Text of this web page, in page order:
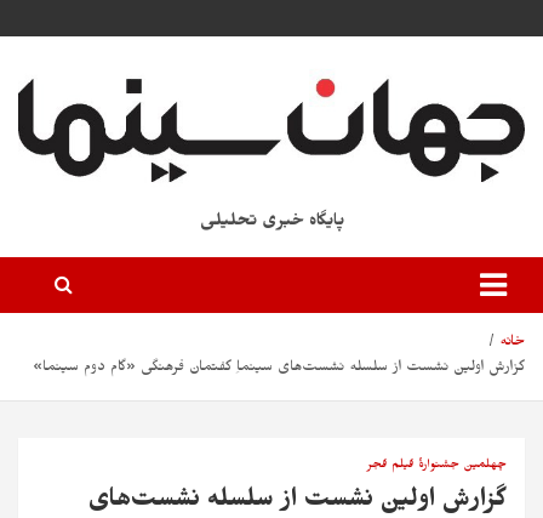
پایگاه خبری تحلیلی
خانه
گزارش اولین نشست از سلسله نشست‌های سینماِ گفتمان فرهنگی «گام دوم سینما»
چهلمین جشنوارۀ فیلم فجر
گزارش اولین نشست از سلسله نشست‌های